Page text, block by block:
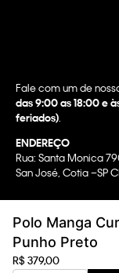
Polo Manga
Punho Preto
R$379,00
Fale com um de
das 9:00 as 18:00 e
feriados)
ENDEREÇO
Rua: Santa Monica
San José, Cotia –SP
WBR INDUSTRIA E
CNPJ 07.296.319/